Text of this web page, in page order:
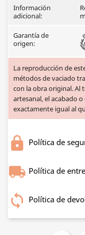
Información
adicional:
Garantía de
origen:
La reproducción de
métodos de vaciado
con la obra original. Al
artesanal, el acabado
exactamente igual al
Política de
Política de
Política de